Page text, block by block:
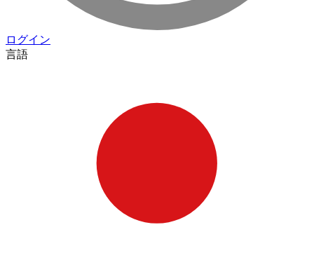
ログイン
言語